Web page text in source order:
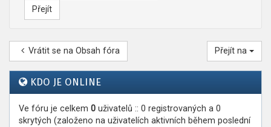
Vrátit se na Obsah fóra Přejít na
KDO JE ONLINE
Ve fóru je celkem 0 uživatelů :: 0 registrovaných a 0
skrytých (založeno na uživatelích aktivních během poslední